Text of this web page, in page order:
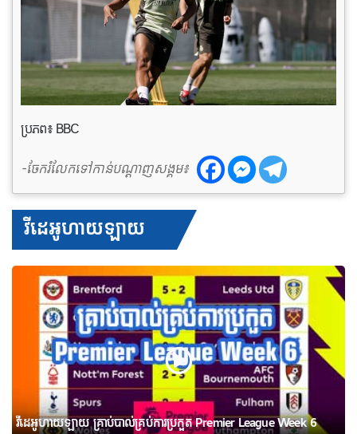
ប្រភព៖ BBC
-ចែករំលែកទៅកាន់បណ្តាញសង្គម៖
វីដេអូហាយឡាយ
វីដេអូហាយឡាយ គ្រាប់បាល់គ្រប់ការប្រកួត Premier League Week 6